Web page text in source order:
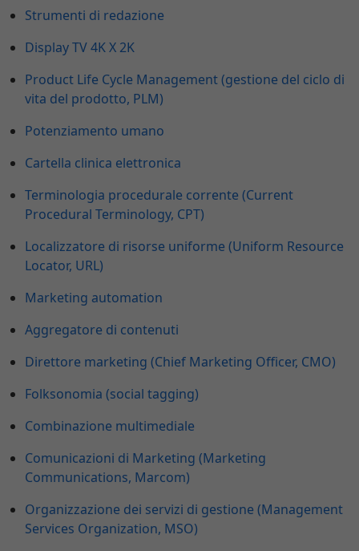
Strumenti di redazione
Display TV 4K X 2K
Product Life Cycle Management (gestione del ciclo di
vita del prodotto, PLM)
Potenziamento umano
Cartella clinica elettronica
Terminologia procedurale corrente (Current
Procedural Terminology, CPT)
Localizzatore di risorse uniforme (Uniform Resource
Locator, URL)
Marketing automation
Aggregatore di contenuti
Direttore marketing (Chief Marketing Officer, CMO)
Folksonomia (social tagging)
Combinazione multimediale
Comunicazioni di Marketing (Marketing
Communications, Marcom)
Organizzazione dei servizi di gestione (Management
Services Organization, MSO)